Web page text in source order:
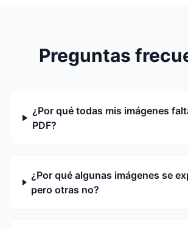
Preguntas
¿Por qué todas mis imágenes
PDF?
¿Por qué algunas imágenes se
pero otras no?